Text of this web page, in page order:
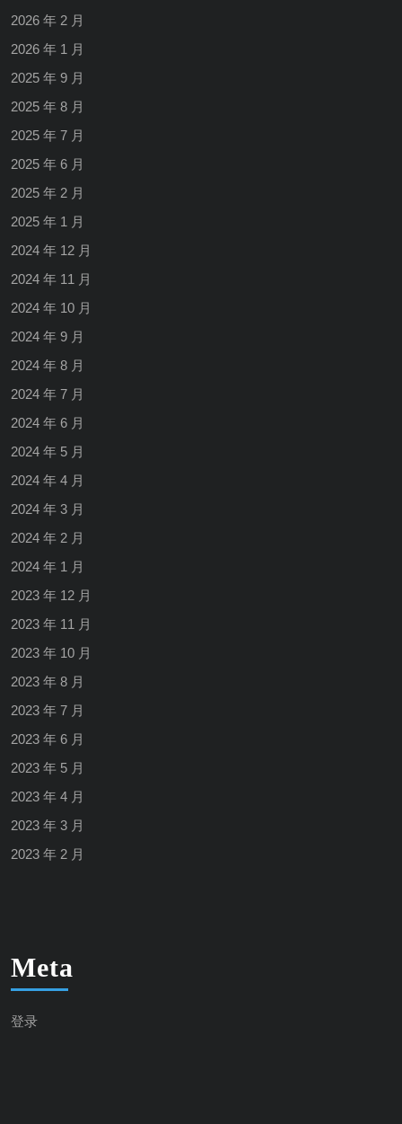
2026 年 2 月
2026 年 1 月
2025 年 9 月
2025 年 8 月
2025 年 7 月
2025 年 6 月
2025 年 2 月
2025 年 1 月
2024 年 12 月
2024 年 11 月
2024 年 10 月
2024 年 9 月
2024 年 8 月
2024 年 7 月
2024 年 6 月
2024 年 5 月
2024 年 4 月
2024 年 3 月
2024 年 2 月
2024 年 1 月
2023 年 12 月
2023 年 11 月
2023 年 10 月
2023 年 8 月
2023 年 7 月
2023 年 6 月
2023 年 5 月
2023 年 4 月
2023 年 3 月
2023 年 2 月
Meta
登录